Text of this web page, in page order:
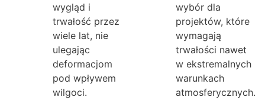
wygląd i
trwałość przez
wiele lat, nie
ulegając
deformacjom
pod wpływem
wilgoci.
wybór dla
projektów, które
wymagają
trwałości nawet
w ekstremalnych
warunkach
atmosferycznych.